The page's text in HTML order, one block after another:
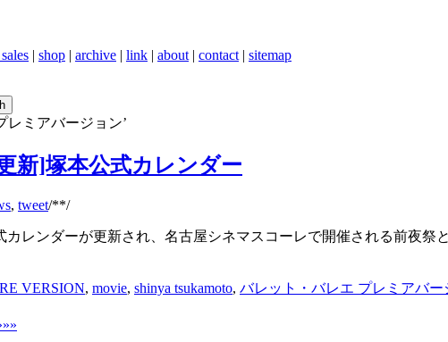
| shop | archive | link | about | contact | sitemap
レミアバージョン’
新]塚本公式カレンダー
, tweet/**/
レンダーが更新され、名古屋シネマスコーレで開催される前夜
VERSION, movie, shinya tsukamoto, バレット・バレエ プレミアバー
»»